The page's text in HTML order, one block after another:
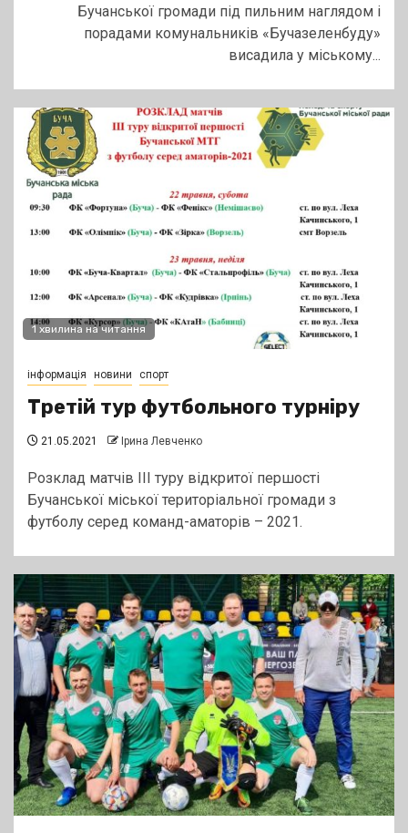
Бучанської громади під пильним наглядом і
порадами комунальників «Бучазеленбуду»
висадила у міському...
1 хвилина на читання
інформація новини спорт
Третій тур футбольного турніру
21.05.2021 Ірина Левченко
Розклад матчів IIІ туру відкритої першості
Бучанської міської територіальної громади з
футболу серед команд-аматорів – 2021.